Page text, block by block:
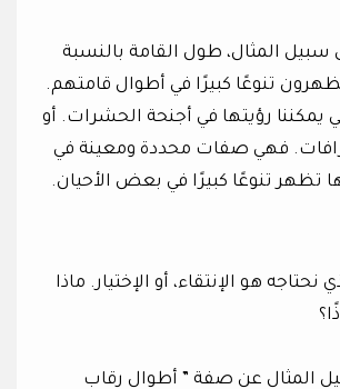
سبيل المثال، طول القامة بالنسبة
تنوعًا كبيرًا في أطوال قامتهم.
يمكننا رؤيتها في أجنحة الحشرات. أو
فهي صفات محددة ومعينة في
تظهر تنوعًا كبيرًا في بعض الأحيان.
نحتاجه هو الإنتقاء، أو الإختيار. ماذا
المثال عن صفة ” أطوال رقاب